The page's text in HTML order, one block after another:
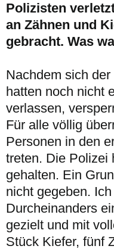
Polizisten
an Zähnen und
gebracht. Was
Nachdem sich
hatten noch nicht
verlassen,
Für alle völlig
Personen in den
treten. Die Polizei
gehalten. Ein
nicht gegeben.
Durcheinanders
gezielt und mit
Stück Kiefer, fünf